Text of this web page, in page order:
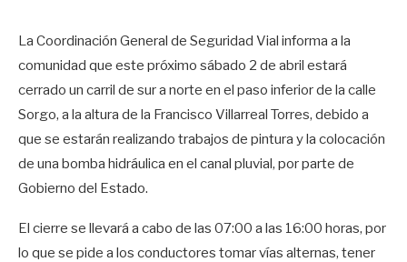
La Coordinación General de Seguridad Vial informa a la
comunidad que este próximo sábado 2 de abril estará
cerrado un carril de sur a norte en el paso inferior de la calle
Sorgo, a la altura de la Francisco Villarreal Torres, debido a
que se estarán realizando trabajos de pintura y la colocación
de una bomba hidráulica en el canal pluvial, por parte de
Gobierno del Estado.
El cierre se llevará a cabo de las 07:00 a las 16:00 horas, por
lo que se pide a los conductores tomar vías alternas, tener